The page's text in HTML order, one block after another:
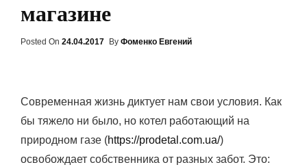
магазине
Posted On Posted
24.04.2017 By Фоменко Евгений
Современная жизнь диктует нам свои условия. Как
бы тяжело ни было, но котел работающий на
природном газе (https://prodetal.com.ua/)
освобождает собственника от разных забот. Это: